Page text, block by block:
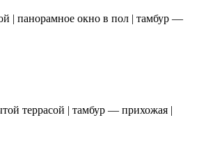
| панорамное окно в пол | тамбур —
террасой | тамбур — прихожая |